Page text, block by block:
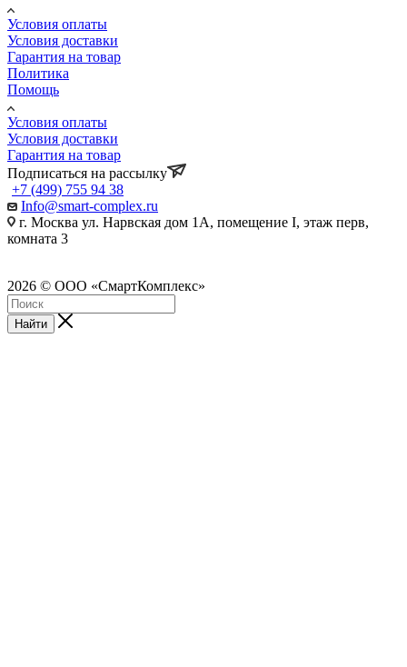
Условия оплаты
Условия доставки
Гарантия на товар
Политика
Помощь
Условия оплаты
Условия доставки
Гарантия на товар
Подписаться на рассылку
+7 (499) 755 94 38
Info@smart-complex.ru
г. Москва ул. Нарвская дом 1А, помещение I, этаж перв,
комната 3
2026 © ООО «СмартКомплекс»
Найти